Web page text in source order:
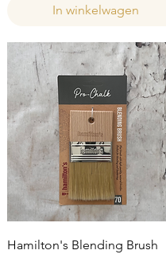
In winkelwagen
Snel overzicht
Hamilton's Blending Brush